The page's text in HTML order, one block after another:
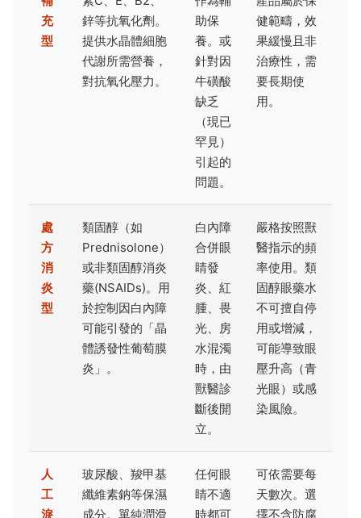
充
型
鋅等抗氧化劑。
提供水晶體細胞
代謝所需營養，
對抗氧化壓力。
助保
養。或
針對因
牛磺酸
缺乏
（現已
罕見）
引起的
問題。
健範疇，效
果緩慢且非
治療性，需
要長期使
用。
處
方
消
炎
型
類固醇（如
Prednisolone）
或非類固醇消炎
藥(NSAIDs)。用
於控制因白內障
可能引發的「晶
體誘發性葡萄膜
炎」。
白內障
合併眼
睛發
炎、紅
腫、畏
光、房
水混濁
時，由
獸醫診
斷後開
立。
嚴格按照獸
醫指示的頻
率使用。類
固醇眼藥水
不可擅自停
用或增減，
可能導致眼
壓升高（青
光眼）或感
染風險。
人
工
淚
玻尿酸、羧甲基
纖維素鈉等保濕
成分。單純潤滑
任何眼
睛不適
時都可
可依需要每
天數次。選
擇不含防腐